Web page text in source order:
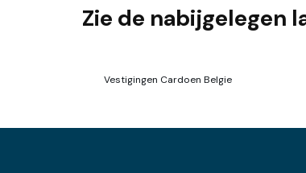
Contact
Cardoen Geel
Zie de nabijgelegen
Vestigingen Cardoen Belgie